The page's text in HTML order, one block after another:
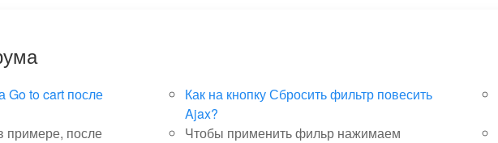
Go to cart после
примере, после
Как на кнопку Сбросить фильтр повесить
Ajax?
Чтобы применить фильр нажимаем